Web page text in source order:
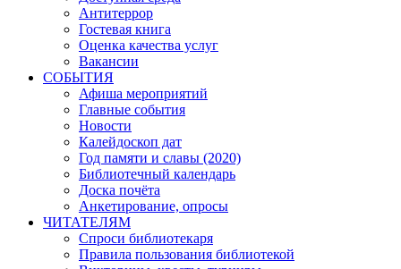
Антитеррор
Гостевая книга
Оценка качества услуг
Вакансии
СОБЫТИЯ
Афиша мероприятий
Главные события
Новости
Калейдоскоп дат
Год памяти и славы (2020)
Библиотечный календарь
Доска почёта
Анкетирование, опросы
ЧИТАТЕЛЯМ
Спроси библиотекаря
Правила пользования библиотекой